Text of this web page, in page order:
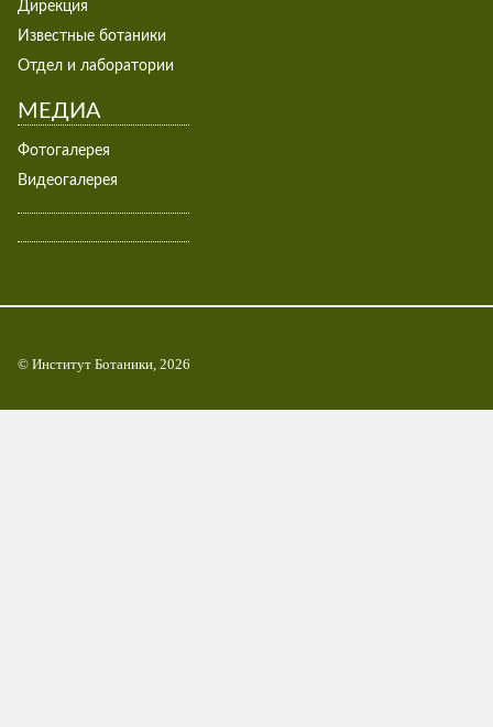
Дирекция
Известные ботаники
Отдел и лаборатории
МЕДИА
Фотогалерея
Видеогалерея
© Институт Ботаники, 2026